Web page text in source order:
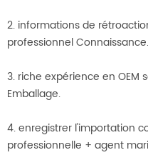
2. informations de
professionnel Connaissance.
3. riche expérience en
Emballage.
4. enregistrer l'importation
professionnelle + agent